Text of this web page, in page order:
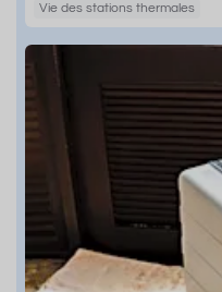
Vie des stations thermales